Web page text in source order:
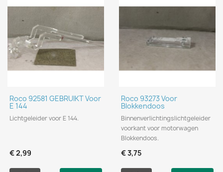
Roco 92581 GEBRUIKT Voor
E 144
Lichtgeleider voor E 144.
€ 2,99
Roco 93273 Voor
Blokkendoos
Binnenverlichtingslichtgeleider
voorkant voor motorwagen
Blokkendoos.
€ 3,75